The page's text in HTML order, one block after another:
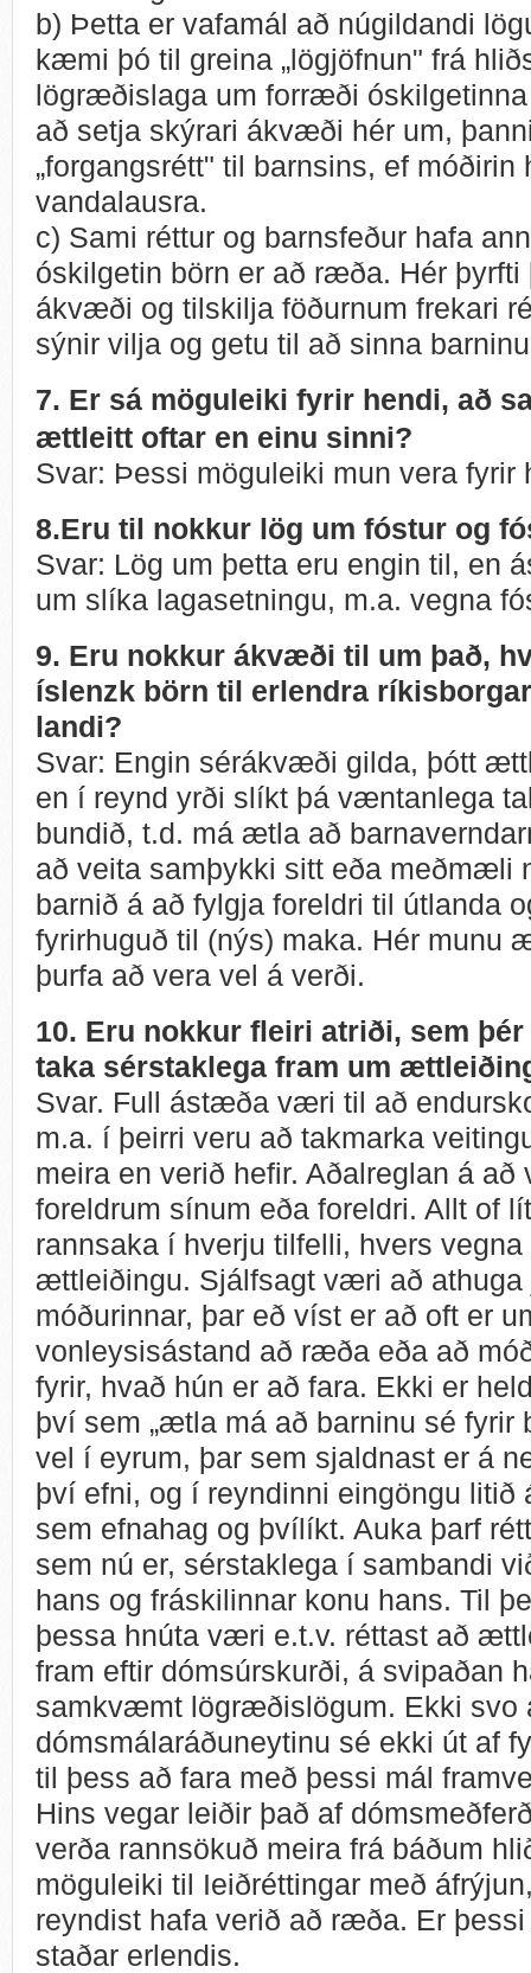
b) Þetta er vafamál að núgildandi
kæmi þó til greina „lögjöfnun" frá
lögræðislaga um forræði
að setja skýrari ákvæði hér um,
„forgangsrétt" til barnsins, ef
vandalausra.
c) Sami réttur og barnsfeður hafa
óskilgetin börn er að ræða. Hér þyrfti
ákvæði og tilskilja föðurnum frekari
sýnir vilja og getu til að sinna
7. Er sá möguleiki fyrir hendi, að
ættleitt oftar en einu sinni?
Svar: Þessi möguleiki mun vera fyrir
8.Eru til nokkur lög um fóstur og
Svar: Lög um þetta eru engin til, en
um slíka lagasetningu, m.a. vegna
9. Eru nokkur ákvæði til um það,
íslenzk börn til erlendra
landi?
Svar: Engin sérákvæði gilda, þótt
en í reynd yrði slíkt þá væntanlega
bundið, t.d. má ætla að
að veita samþykki sitt eða meðmæli
barnið á að fylgja foreldri til útlanda
fyrirhuguð til (nýs) maka. Hér munu
þurfa að vera vel á verði.
10. Eru nokkur fleiri atriði, sem
taka sérstaklega fram um
Svar. Full ástæða væri til að
m.a. í þeirri veru að takmarka
meira en verið hefir. Aðalreglan á að
foreldrum sínum eða foreldri. Allt of
rannsaka í hverju tilfelli, hvers
ættleiðingu. Sjálfsagt væri að athuga
móðurinnar, þar eð víst er að oft er
vonleysisástand að ræða eða að
fyrir, hvað hún er að fara. Ekki er
því sem „ætla má að barninu sé fyrir
vel í eyrum, þar sem sjaldnast er á
því efni, og í reyndinni eingöngu
sem efnahag og þvílíkt. Auka þarf
sem nú er, sérstaklega í sambandi
hans og fráskilinnar konu hans. Til
þessa hnúta væri e.t.v. réttast að
fram eftir dómsúrskurði, á svipaðan
samkvæmt lögræðislögum. Ekki svo
dómsmálaráðuneytinu sé ekki út af
til þess að fara með þessi mál
Hins vegar leiðir það af
verða rannsökuð meira frá báðum
möguleiki til Ieiðréttingar með
reyndist hafa verið að ræða. Er
staðar erlendis.